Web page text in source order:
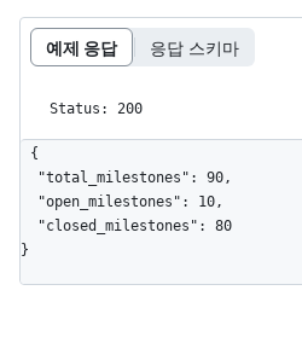
예제 응답 응답 스키마
Status: 200
{
}